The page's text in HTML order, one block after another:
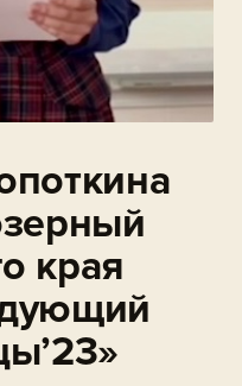
края